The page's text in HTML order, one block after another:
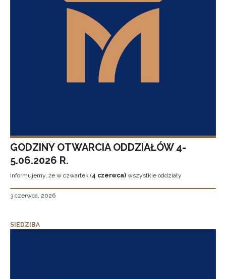
GODZINY OTWARCIA ODDZIAŁÓW 4-
5.06.2026 R.
Informujemy, że w czwartek (4 czerwca) wszystkie oddziały
3 czerwca, 2026
SIEDZIBA